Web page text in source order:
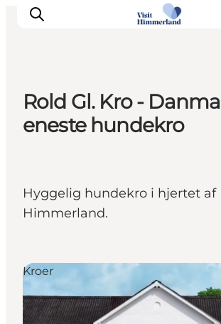
Oplev Himmerland
Planlæg din ferie
Book Oplevelser
Rold Gl. Kro -
eneste hundekro
Hyggelig hundekro i hjertet af
Himmerland.
Kroer